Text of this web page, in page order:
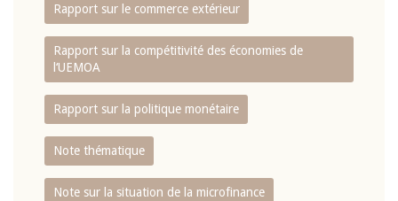
Rapport sur le commerce extérieur
Rapport sur la compétitivité des économies de
l‘UEMOA
Rapport sur la politique monétaire
Note thématique
Note sur la situation de la microfinance